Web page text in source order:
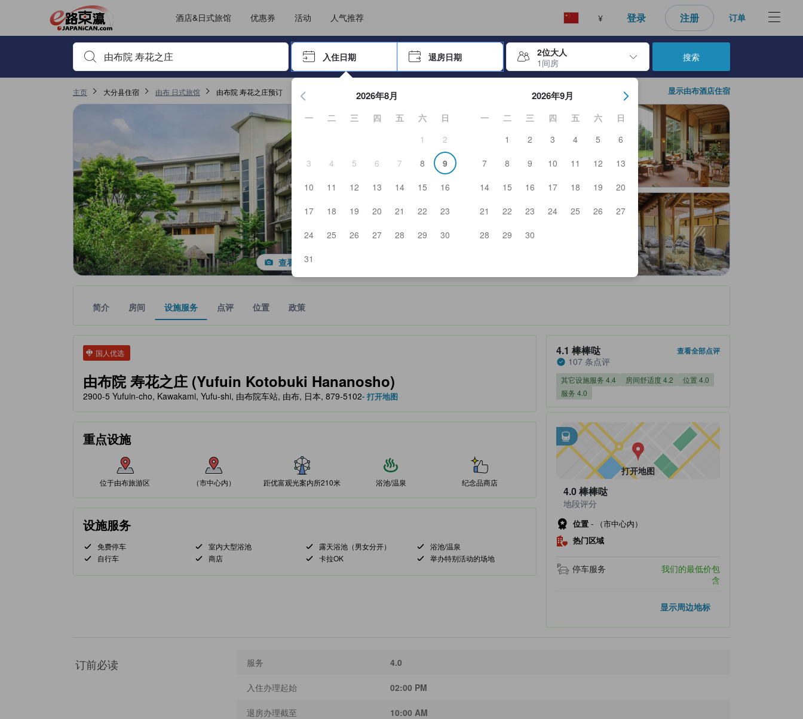
酒店&日式旅馆 优惠券 活动 人气推荐 ¥ 登录 注册 订单
输入住宿名或关键词以搜索，使用箭头或 tab 键以移动，点击 Enter 键以选择
入住日期 退房日期
2位大人
1间房
按 Enter 键开始浏览日期选择器。使用箭头键浏览入住和退房日期。使用 Enter 键选择日期后，入住日期将被选择。重复相同操作以选择
2026年8月
一 二 三 四 五 六
日
1
2
3
4 5 6 7 8
9
10
11 12 13 14 15
16
17
18 19 20 21 22
23
24
25 26 27 28 29
30
31
2026年9月
一 二 三 四 五 六
日
1
2 3 4 5
6
7
8 9 10 11 12
13
14
15 16 17 18 19
20
21
22 23 24 25 26
27
28
29 30
搜索
主页 大分县住宿 由布 日式旅馆 由布院 寿花之庄预订 显示由布酒店住宿
查看全部图片
简介 房间 设施服务 点评 位置 政策
国人优选
tooltip
由布院 寿花之庄 (Yufuin Kotobuki Hananosho)
tooltip
金色星星表示的等级信息由合作第三方平台提供，仅作为住宿舒适度、设施服务等方面的水平参考。
2900-5 Yufuin-cho, Kawakami, Yufu-shi, 由布院车站, 由布, 日本, 879-5102- 打开地图
重点设施
位于由布旅游区 （市中心内） 距优富观光案内所210米 浴池/温泉 纪念品商店
设施服务
免费停车 室内大型浴池 露天浴池（男女分开）
浴池/温泉
自行车
商店 卡拉OK 举办特别活动的场地
住客评分 4.1，满分 5 棒棒哒 107 条点评
4.1 棒棒哒
107 条点评
查看全部点评
其它设施服务 4.4 房间舒适度 4.2
位置 4.0
服务 4.0
tooltip
邻近交通
• 距由布院站不到0.24公里
打开地图
4.0棒棒哒
地段评分
位置 -
（市中心内）
热门区域
停车服务
我们的最低价包
含
显示周边地标
订前必读 服务 4.0
入住办理起始 02:00 PM
退房办理截至 10:00 AM
JAPANiCAN上的点评均来自于真实用户，个人评价在完成预订和入住后才能顺利提交，从而确保了点评的真实性及可靠性，也有助于用户作出更好的预订选择。
其它设施服务评分 4.4，满分 5，是由布的高分
房间舒适度评分 4.2，满分 5，是由布的高分
位置评分 4，满分 5，是由布的高分
服务评分 4，满分 5，是由布的高分